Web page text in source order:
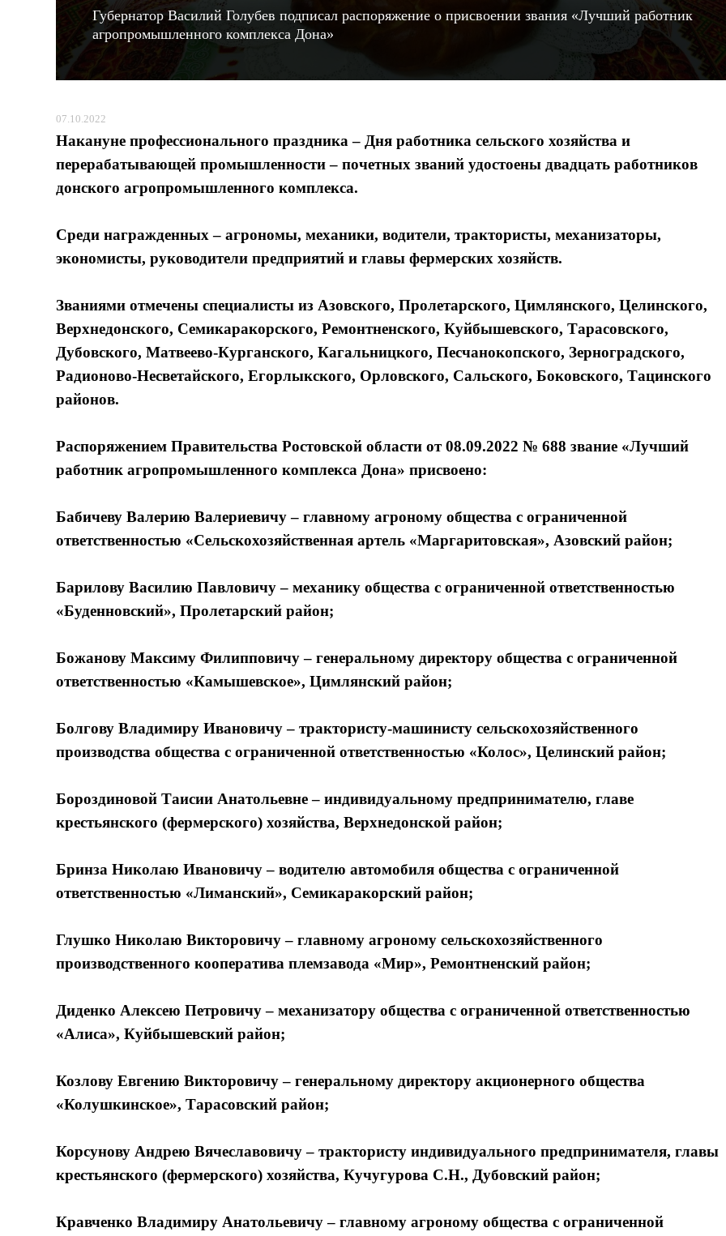
Губернатор Василий Голубев подписал распоряжение о присвоении звания «Лучший работник
агропромышленного комплекса Дона»
07.10.2022
Накануне профессионального праздника – Дня работника сельского хозяйства и
перерабатывающей промышленности – почетных званий удостоены двадцать работников
донского агропромышленного комплекса.
Среди награжденных – агрономы, механики, водители, трактористы, механизаторы,
экономисты, руководители предприятий и главы фермерских хозяйств.
Званиями отмечены специалисты из Азовского, Пролетарского, Цимлянского, Целинского,
Верхнедонского, Семикаракорского, Ремонтненского, Куйбышевского, Тарасовского,
Дубовского, Матвеево-Курганского, Кагальницкого, Песчанокопского, Зерноградского,
Радионово-Несветайского, Егорлыкского, Орловского, Сальского, Боковского, Тацинского
районов.
Распоряжением Правительства Ростовской области от 08.09.2022 № 688 звание «Лучший
работник агропромышленного комплекса Дона» присвоено:
Бабичеву Валерию Валериевичу – главному агроному общества с ограниченной
ответственностью «Сельскохозяйственная артель «Маргаритовская», Азовский район;
Барилову Василию Павловичу – механику общества с ограниченной ответственностью
«Буденновский», Пролетарский район;
Божанову Максиму Филипповичу – генеральному директору общества с ограниченной
ответственностью «Камышевское», Цимлянский район;
Болгову Владимиру Ивановичу – трактористу-машинисту сельскохозяйственного
производства общества с ограниченной ответственностью «Колос», Целинский район;
Бороздиновой Таисии Анатольевне – индивидуальному предпринимателю, главе
крестьянского (фермерского) хозяйства, Верхнедонской район;
Бринза Николаю Ивановичу – водителю автомобиля общества с ограниченной
ответственностью «Лиманский», Семикаракорский район;
Глушко Николаю Викторовичу – главному агроному сельскохозяйственного
производственного кооператива племзавода «Мир», Ремонтненский район;
Диденко Алексею Петровичу – механизатору общества с ограниченной ответственностью
«Алиса», Куйбышевский район;
Козлову Евгению Викторовичу – генеральному директору акционерного общества
«Колушкинское», Тарасовский район;
Корсунову Андрею Вячеславовичу – трактористу индивидуального предпринимателя, главы
крестьянского (фермерского) хозяйства, Кучугурова С.Н., Дубовский район;
Кравченко Владимиру Анатольевичу – главному агроному общества с ограниченной